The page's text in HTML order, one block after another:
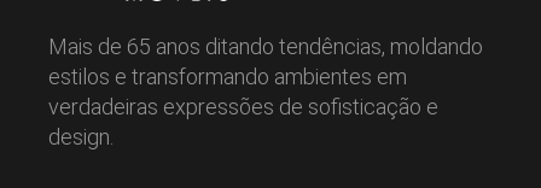
Mais de 65 anos ditando tendências, moldando
estilos e transformando ambientes em
verdadeiras expressões de sofisticação e
design.